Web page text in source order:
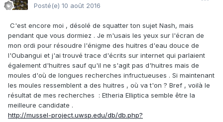
Posté(e) 10 août 2016
C'est encore moi , désolé de squatter ton sujet Nash, mais
pendant que vous dormiez . Je m'usais les yeux sur l'écran de
mon ordi pour résoudre l'énigme des huitres d'eau douce de
l'Oubangui et j'ai trouvé trace d'écrits sur internet qui parlaient
également d'huitres sauf qu'il ne s'agit pas d'huitres mais de
moules d'où de longues recherches infructueuses . Si maintenant
les moules ressemblent a des huitres , où va t'on ? Bref , voilà le
résultat de mes recherches : Etheria Elliptica semble être la
meilleure candidate .
http://mussel-project.uwsp.edu/db/db.php?